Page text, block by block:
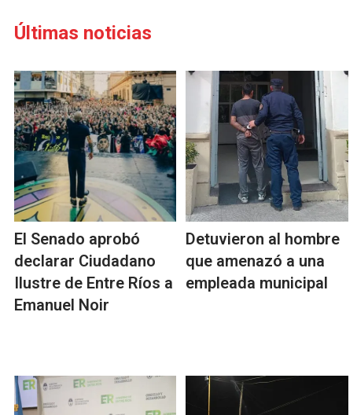
Últimas noticias
El Senado aprobó
declarar Ciudadano
Ilustre de Entre Ríos a
Emanuel Noir
Detuvieron al hombre
que amenazó a una
empleada municipal